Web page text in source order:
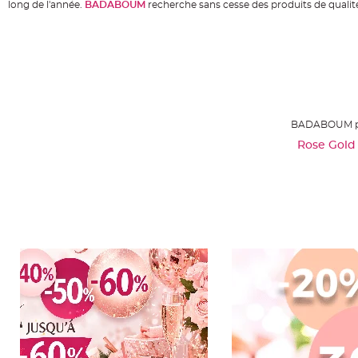
Mariage
Vase
Mariage
Chemin
de
table
Mariage
long de l'année.
BADABOUM recherche sans cesse des produits de
BADABOUM
Rose Gold